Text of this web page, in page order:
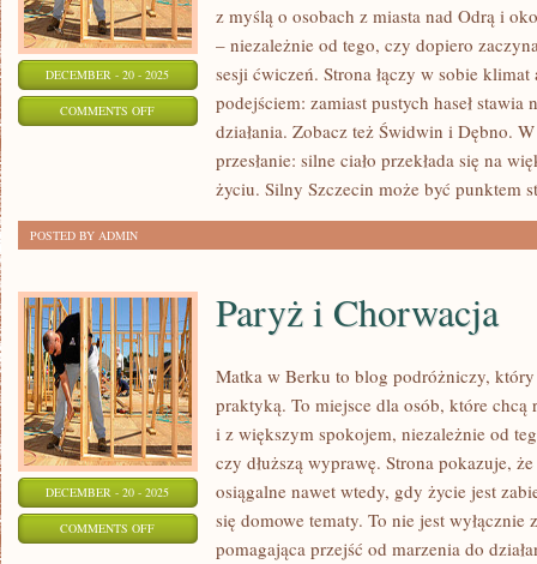
DECEMBER - 20 - 2025
COMMENTS OFFON
z myślą o osobach z miasta nad Odrą i
– niezależnie od tego, czy dopiero
sesji ćwiczeń. Strona łączy w sobie
podejściem: zamiast pustych haseł
działania. Zobacz też Świdwin i Dębno.
przesłanie: silne ciało przekłada się na
życiu. Silny Szczecin może być punktem
POSTED BY ADMIN
DECEMBER - 20 - 2025
COMMENTS OFFON
Paryż i Chorwacja
Matka w Berku to blog podróżniczy,
praktyką. To miejsce dla osób, które chcą
i z większym spokojem, niezależnie od
czy dłuższą wyprawę. Strona pokazuje,
osiągalne nawet wtedy, gdy życie jest
się domowe tematy. To nie jest
pomagająca przejść od marzenia do